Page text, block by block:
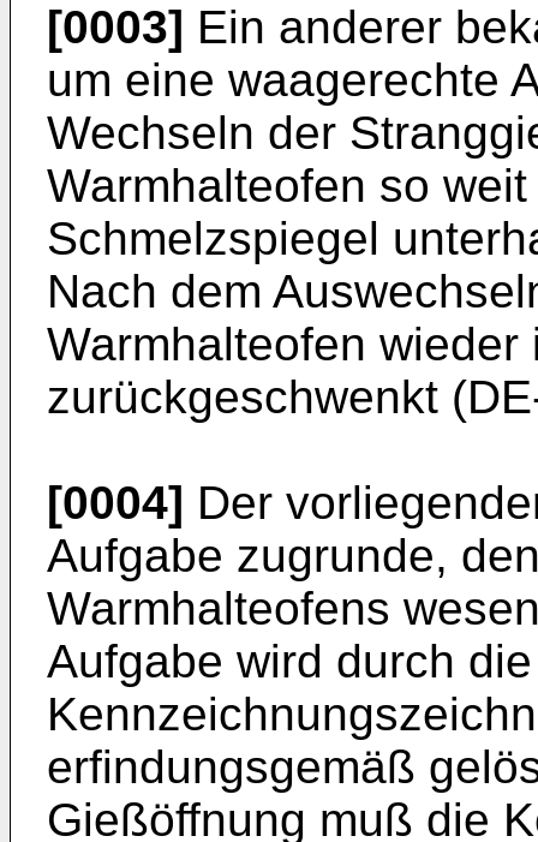
[0003] Ein anderer
um eine waagerechte
Wechseln der
Warmhalteofen so
Schmelzspiegel
Nach dem
Warmhalteofen
zurückgeschwenkt
[0004] Der
Aufgabe zugrunde,
Warmhalteofens
Aufgabe wird durch
erfindungsgemäß
Gießöffnung muß die